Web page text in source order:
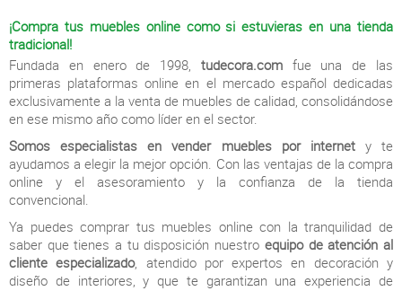
¡Compra tus muebles online como si estuvieras en una tienda
tradicional!
Fundada en enero de 1998, tudecora.comfue una de las
primeras plataformas online en el mercado español dedicadas
exclusivamente a la venta de muebles de calidad, consolidándose
en ese mismo año como líder en el sector.
Somos especialistas en vender muebles por internety te
ayudamos a elegir la mejor opción. Con las ventajas de la compra
online y el asesoramiento y la confianza de la tienda
convencional.
Ya puedes comprar tus muebles online con la tranquilidad de
saber que tienes a tu disposición nuestro equipo de atención al
cliente especializado, atendido por expertos en decoración y
diseño de interiores, y que te garantizan una experiencia de